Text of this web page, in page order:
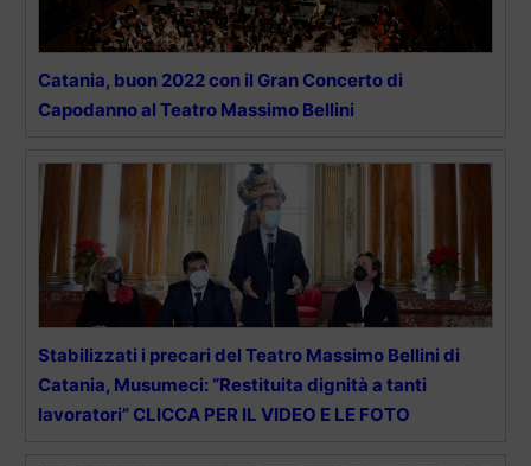
Catania, buon 2022 con il Gran Concerto di
Capodanno al Teatro Massimo Bellini
Stabilizzati i precari del Teatro Massimo Bellini di
Catania, Musumeci: “Restituita dignità a tanti
lavoratori” CLICCA PER IL VIDEO E LE FOTO